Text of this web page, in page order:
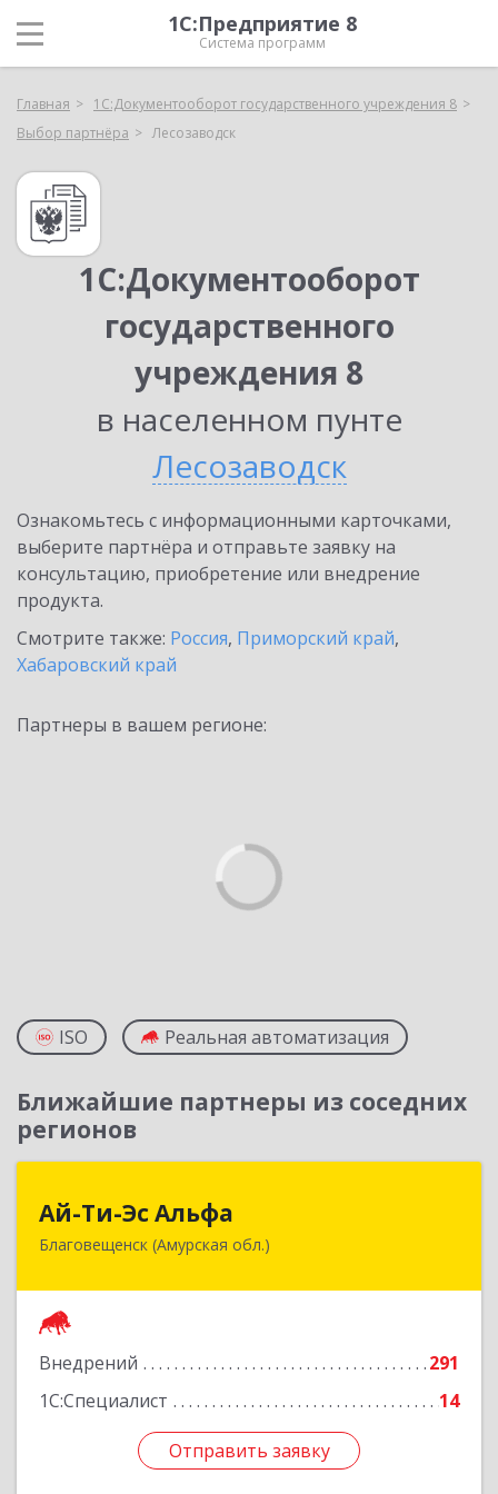
1С:Предприятие 8
Система программ
Главная
1С:Документооборот государственного учреждения 8
Выбор партнёра
Лесозаводск
1С:Документооборот
государственного
учреждения 8
в населенном пунте
Лесозаводск
Ознакомьтесь с информационными карточками,
выберите партнёра и отправьте заявку на
консультацию, приобретение или внедрение
продукта.
Смотрите также: Россия, Приморский край,
Хабаровский край
Партнеры в вашем регионе:
ISO Реальная автоматизация
Ближайшие партнеры из соседних
регионов
Ай-Ти-Эс Альфа
Благовещенск (Амурская обл.)
Внедрений
291
1С:Специалист
14
Отправить заявку
675000, Амурская обл, Благовещенск г, Зейская
Отправить заявку